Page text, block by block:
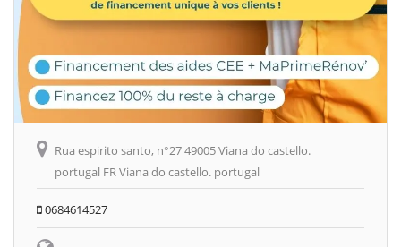
Rua espirito santo, n°27 49005 Viana do castello.
portugal FR Viana do castello. portugal
0684614527